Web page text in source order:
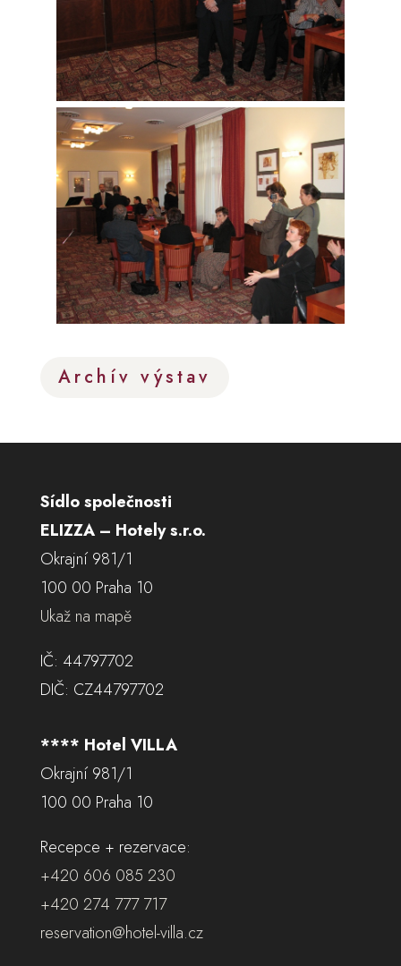
Archív výstav
Sídlo společnosti
ELIZZA – Hotely s.r.o.
Okrajní 981/1
100 00 Praha 10
Ukaž na mapě
IČ: 44797702
DIČ: CZ44797702
**** Hotel VILLA
Okrajní 981/1
100 00 Praha 10
Recepce + rezervace:
+420 606 085 230
+420 274 777 717
reservation@hotel-villa.cz